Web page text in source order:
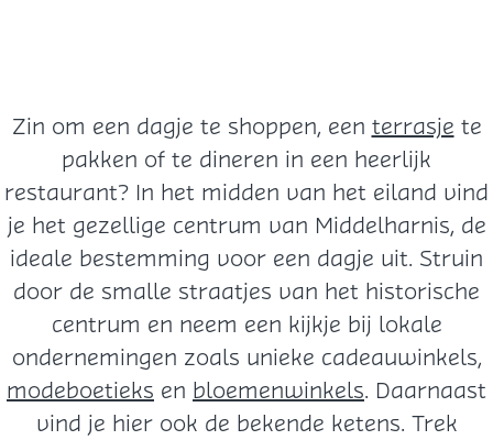
Zin om een dagje te shoppen, een terrasje te
pakken of te dineren in een heerlijk
restaurant? In het midden van het eiland vind
je het gezellige centrum van Middelharnis, de
ideale bestemming voor een dagje uit. Struin
door de smalle straatjes van het historische
centrum en neem een kijkje bij lokale
ondernemingen zoals unieke cadeauwinkels,
modeboetieks en bloemenwinkels. Daarnaast
vind je hier ook de bekende ketens. Trek